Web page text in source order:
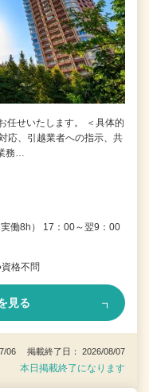
任せいたします。 ＜具体的
応、引越業者への指示、共
務…
働8h） 17：00～翌9：00
格不問
見る
06 掲載終了日： 2026/08/07
本日掲載終了になります